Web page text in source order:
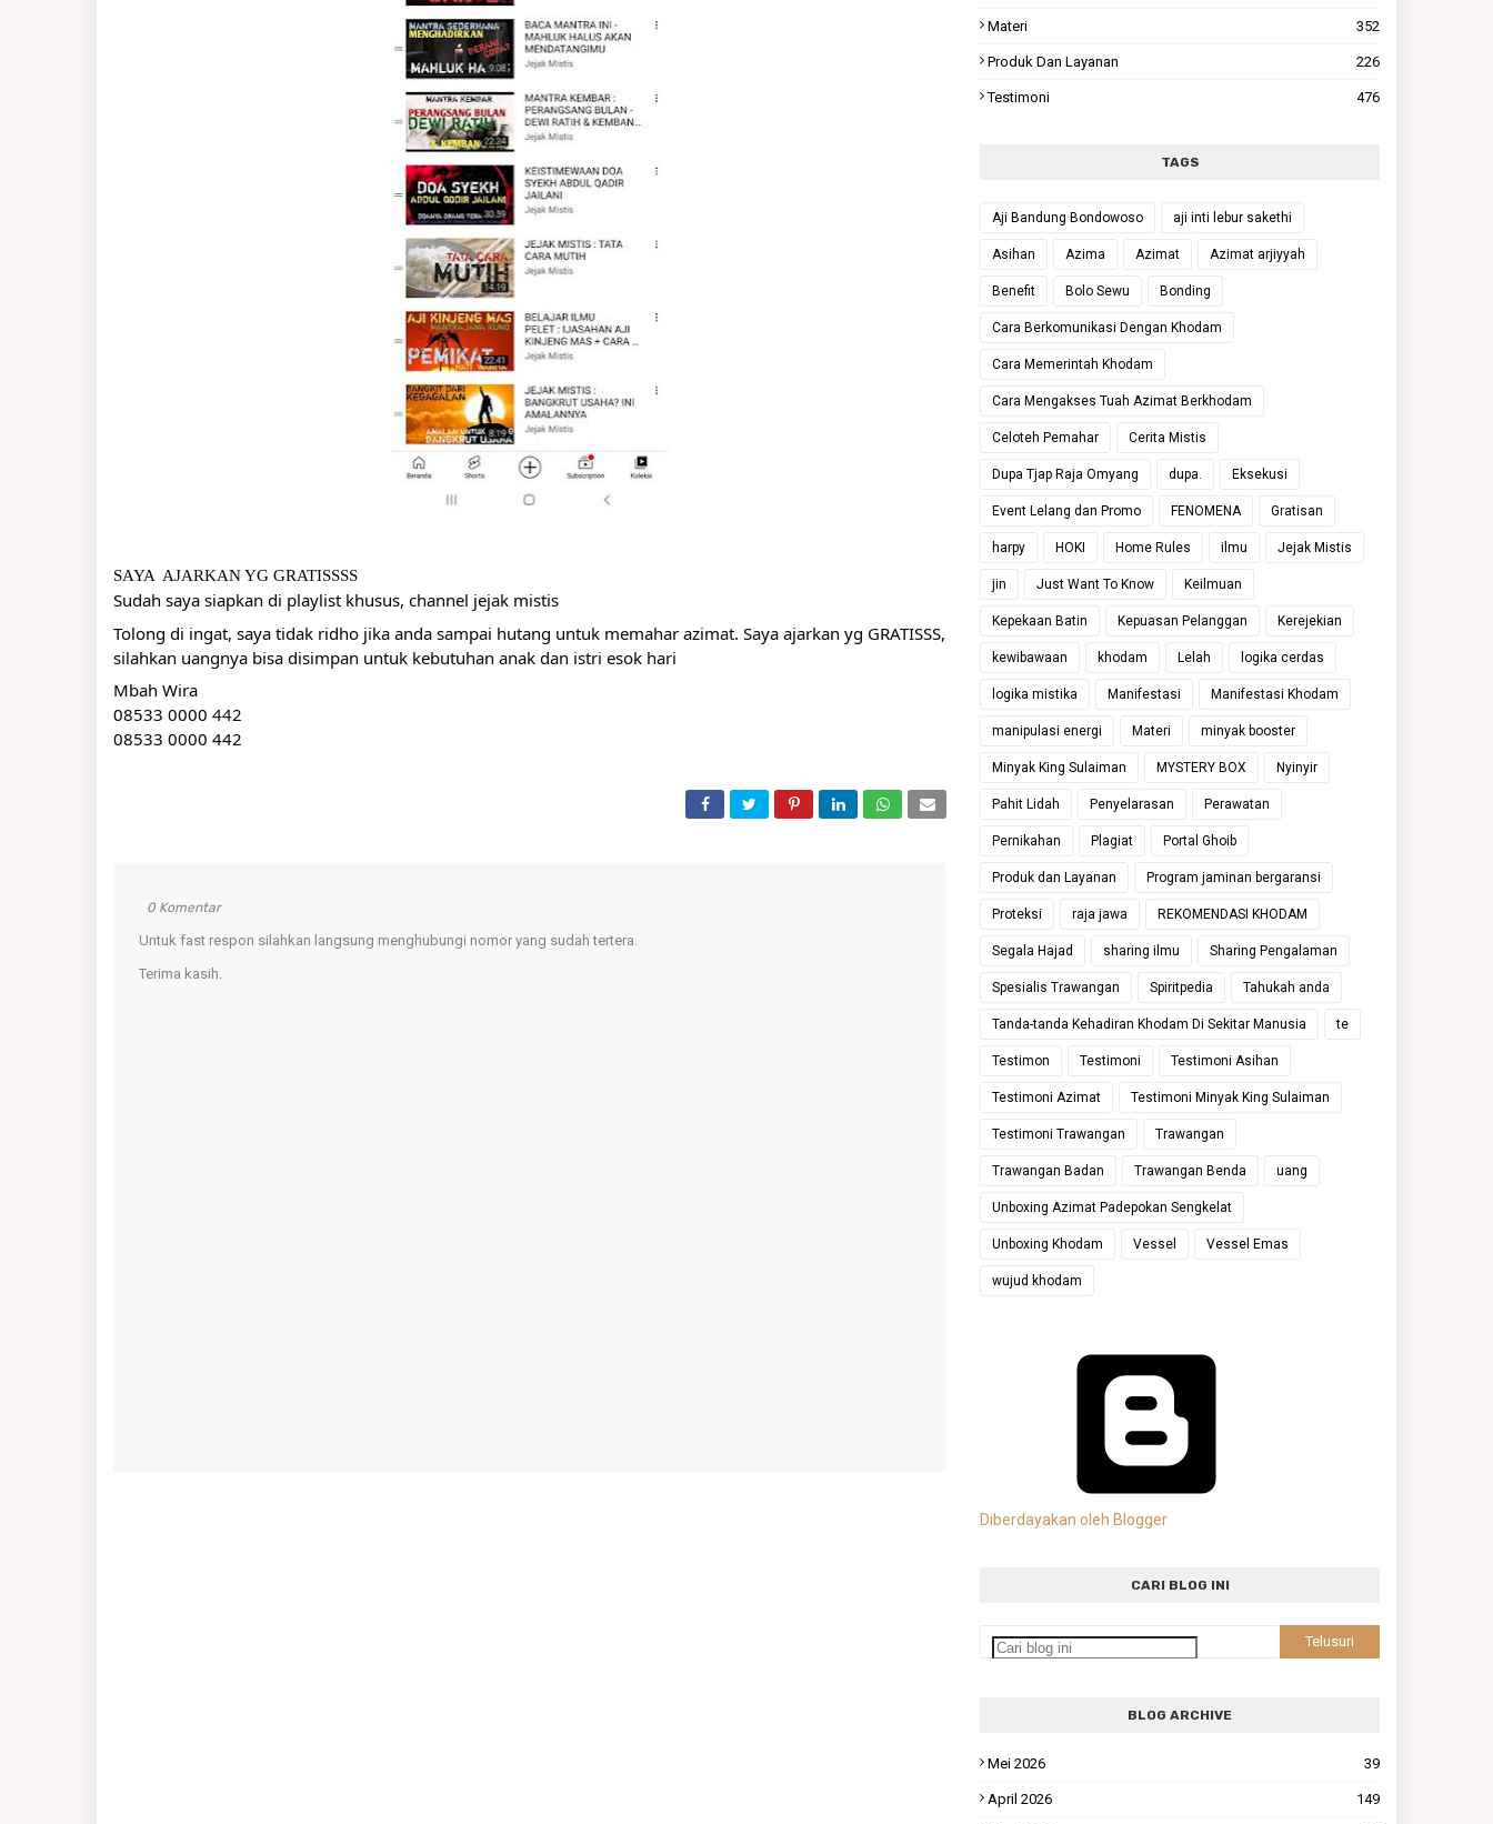
SAYA  AJARKAN YG GRATISSSS
Sudah saya siapkan di playlist khusus, channel jejak mistis
Tolong di ingat, saya tidak ridho jika anda sampai hutang untuk memahar azimat. Saya ajarkan yg GRATISSS,
silahkan uangnya bisa disimpan untuk kebutuhan anak dan istri esok hari
Mbah Wira
08533 0000 442
08533 0000 442
0 Komentar
Untuk fast respon silahkan langsung menghubungi nomor yang sudah tertera.
Terima kasih.
Materi 352
Produk Dan Layanan 226
Testimoni 476
TAGS
Aji Bandung Bondowoso aji inti lebur sakethi
Asihan Azima Azimat Azimat arjiyyah
Benefit Bolo Sewu Bonding
Cara Berkomunikasi Dengan Khodam
Cara Memerintah Khodam
Cara Mengakses Tuah Azimat Berkhodam
Celoteh Pemahar Cerita Mistis
Dupa Tjap Raja Omyang dupa. Eksekusi
Event Lelang dan Promo FENOMENA Gratisan
harpy HOKI Home Rules ilmu Jejak Mistis
jin Just Want To Know Keilmuan
Kepekaan Batin Kepuasan Pelanggan Kerejekian
kewibawaan khodam Lelah logika cerdas
logika mistika Manifestasi Manifestasi Khodam
manipulasi energi Materi minyak booster
Minyak King Sulaiman MYSTERY BOX Nyinyir
Pahit Lidah Penyelarasan Perawatan
Pernikahan Plagiat Portal Ghoib
Produk dan Layanan Program jaminan bergaransi
Proteksi raja jawa REKOMENDASI KHODAM
Segala Hajad sharing ilmu Sharing Pengalaman
Spesialis Trawangan Spiritpedia Tahukah anda
Tanda-tanda Kehadiran Khodam Di Sekitar Manusia te
Testimon Testimoni Testimoni Asihan
Testimoni Azimat Testimoni Minyak King Sulaiman
Testimoni Trawangan Trawangan
Trawangan Badan Trawangan Benda uang
Unboxing Azimat Padepokan Sengkelat
Unboxing Khodam Vessel Vessel Emas
wujud khodam
Diberdayakan oleh Blogger
CARI BLOG INI
BLOG ARCHIVE
Mei 2026 39
April 2026 149